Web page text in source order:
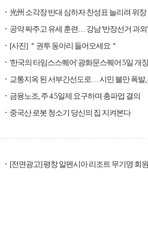
光州 소각장 반대 심하자 찬성표 늘리려 위장
공약 짜주고 유세 훈련… 강남 '반장선거 과외'
[사진] ＂권투 동아리 들어오세요＂
'한국의 타임스스퀘어' 광화문스퀘어 5일 개
교통지옥 된 서부간선도로… 시민 불만 폭발,
금융노조, 주 4.5일제 요구하며 총파업 결의
중국산 로봇 청소기 당신의 집 지켜본다
[전면광고] 평창 알펜시아 리조트 무기명 회